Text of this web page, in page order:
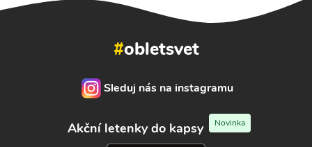
#obletsvet
Sleduj nás na instagramu
Akční letenky do kapsy Novinka